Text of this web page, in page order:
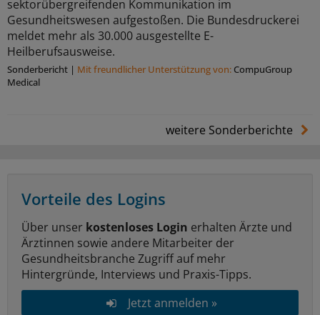
sektorübergreifenden Kommunikation im
Gesundheitswesen aufgestoßen. Die Bundesdruckerei
meldet mehr als 30.000 ausgestellte E-
Heilberufsausweise.
Sonderbericht | Mit freundlicher Unterstützung von: CompuGroup
Medical
weitere Sonderberichte
Vorteile des Logins
Über unser kostenloses Login erhalten Ärzte und
Ärztinnen sowie andere Mitarbeiter der
Gesundheitsbranche Zugriff auf mehr
Hintergründe, Interviews und Praxis-Tipps.
Jetzt anmelden »